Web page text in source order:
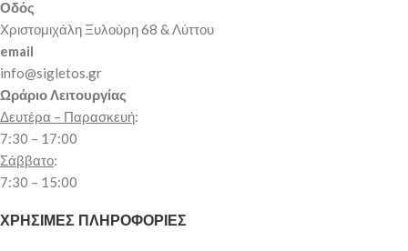
Οδός
Χριστομιχάλη Ξυλούρη 68 & Λύττου
email
info@sigletos.gr
Ωράριο Λειτουργίας
Δευτέρα – Παρασκευή:
7:30 – 17:00
Σάββατο:
7:30 – 15:00
ΧΡΗΣΙΜΕΣ ΠΛΗΡΟΦΟΡΙΕΣ